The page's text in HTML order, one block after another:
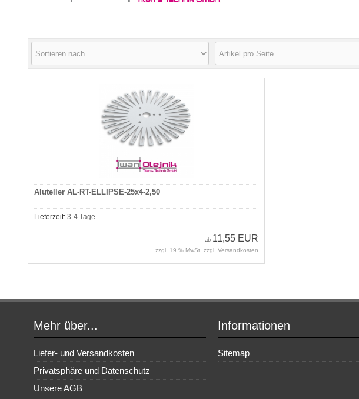
Aluteller AL-RT-ELLIPSE-25x4-2,50
Lieferzeit: 3-4 Tage
ab 11,55 EUR
zzgl. 19 % MwSt. zzgl.Versandkosten
Mehr über...
Liefer- und Versandkosten
Privatsphäre und Datenschutz
Unsere AGB
Informationen
Sitemap